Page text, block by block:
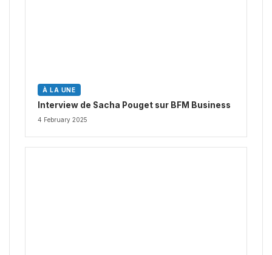
À LA UNE
Interview de Sacha Pouget sur BFM Business
4 February 2025